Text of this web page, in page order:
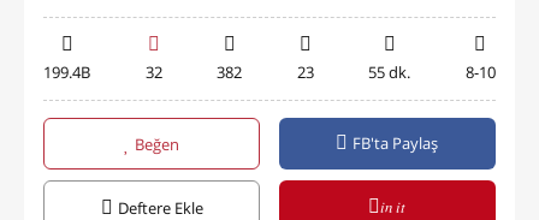
199.4B 32 382 23 55 dk. 8-10
Beğen FB'ta Paylaş
Deftere Ekle in it